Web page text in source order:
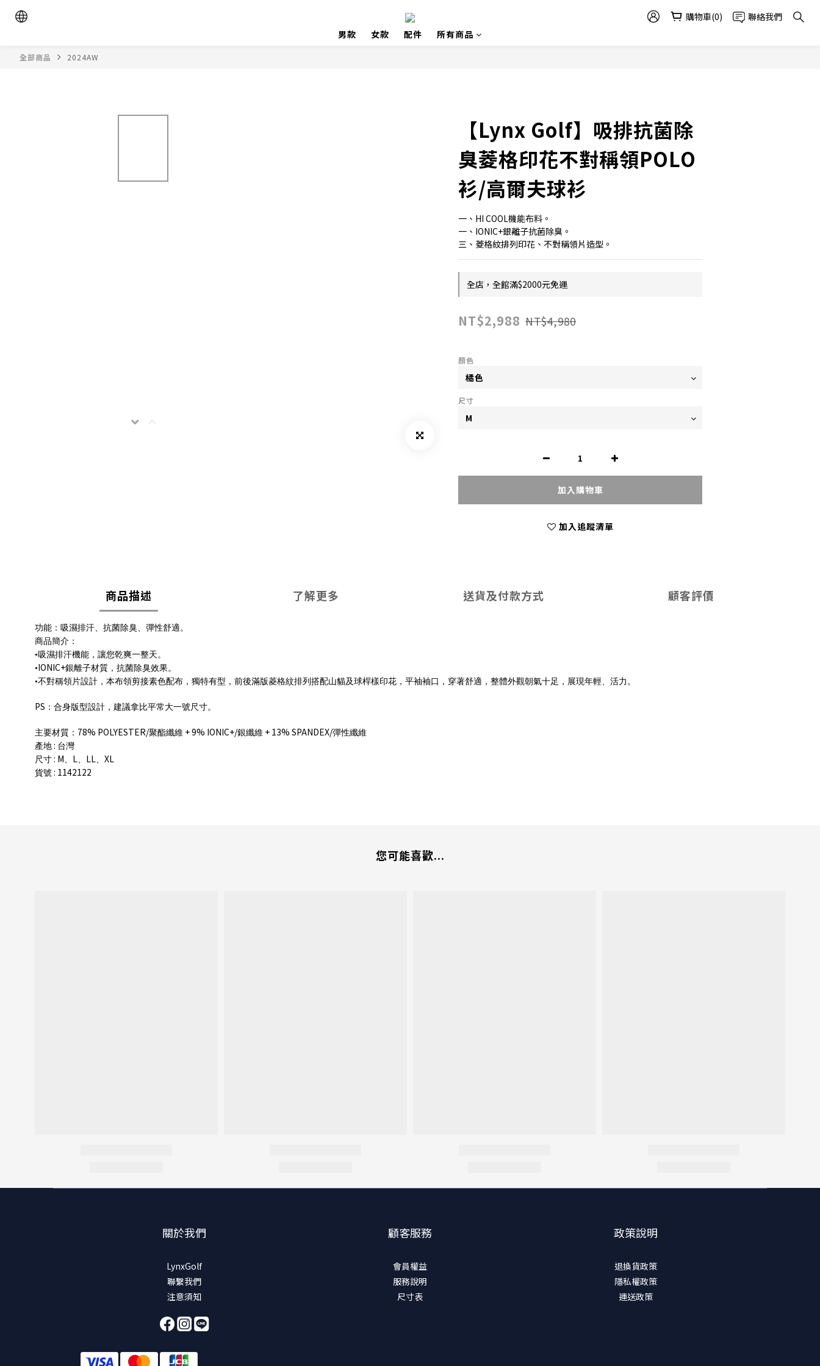
購物車(0)
聯絡我們
男款
女款 配件 所有商品
全部商品 2024AW
【Lynx Golf】吸排抗菌除
臭菱格印花不對稱領POLO
衫/高爾夫球衫
一、HI COOL機能布料。
一、IONIC+銀離子抗菌除臭。
三、菱格紋排列印花、不對稱領片造型。
全店，全館滿$2000元免運
NT$2,988 NT$4,980
顏色
尺寸
加入購物車
加入追蹤清單
商品描述 了解更多 送貨及付款方式 顧客評價
功能：吸濕排汗、抗菌除臭、彈性舒適。
商品簡介：
•吸濕排汗機能，讓您乾爽一整天。
•IONIC+銀離子材質，抗菌除臭效果。
•不對稱領片設計，本布領剪接素色配布，獨特有型，前後滿版菱格紋排列搭配山貓及球桿樣印花，平袖袖口，穿著舒適，整體外觀朝氣十足，展現年輕、活力。
PS ：合身版型設計，建議拿比平常大一號尺寸。
主要材質： 78% POLYESTER/聚酯纖維 + 9% IONIC+/銀纖維 + 13% SPANDEX/彈性纖維
產地 : 台灣
尺寸 : M、 L、 LL、 XL
貨號 : 1142122
您可能喜歡...
關於我們
LynxGolf
聯繫我們
注意須知
顧客服務
會員權益
服務說明
尺寸表
政策說明
退換貨政策
隱私權政策
運送政策